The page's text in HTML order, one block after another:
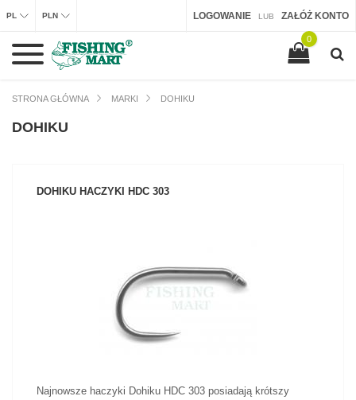
LOGOWANIE LUB ZAŁÓŻ KONTO
PL PLN
0
STRONA GŁÓWNA MARKI DOHIKU
DOHIKU
DOHIKU HACZYKI HDC 303
ZOBACZ PRODUKT
Najnowsze haczyki Dohiku HDC 303 posiadają krótszy